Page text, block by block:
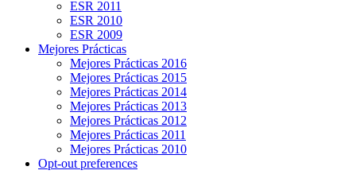
ESR 2011
ESR 2010
ESR 2009
Mejores Prácticas
Mejores Prácticas 2016
Mejores Prácticas 2015
Mejores Prácticas 2014
Mejores Prácticas 2013
Mejores Prácticas 2012
Mejores Prácticas 2011
Mejores Prácticas 2010
Opt-out preferences